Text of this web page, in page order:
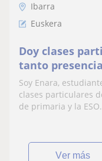
Ibarra
Euskera
Doy clases
tanto
y de inglés en
Soy Enara,
clases particulares
de primaria y la
ver más